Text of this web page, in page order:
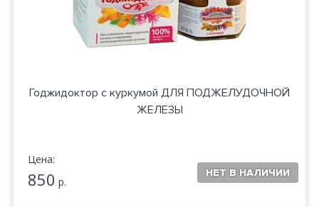
Годжидоктор с куркумой ДЛЯ ПОДЖЕЛУДОЧНОЙ
ЖЕЛЕЗЫ
Цена:
850 р.